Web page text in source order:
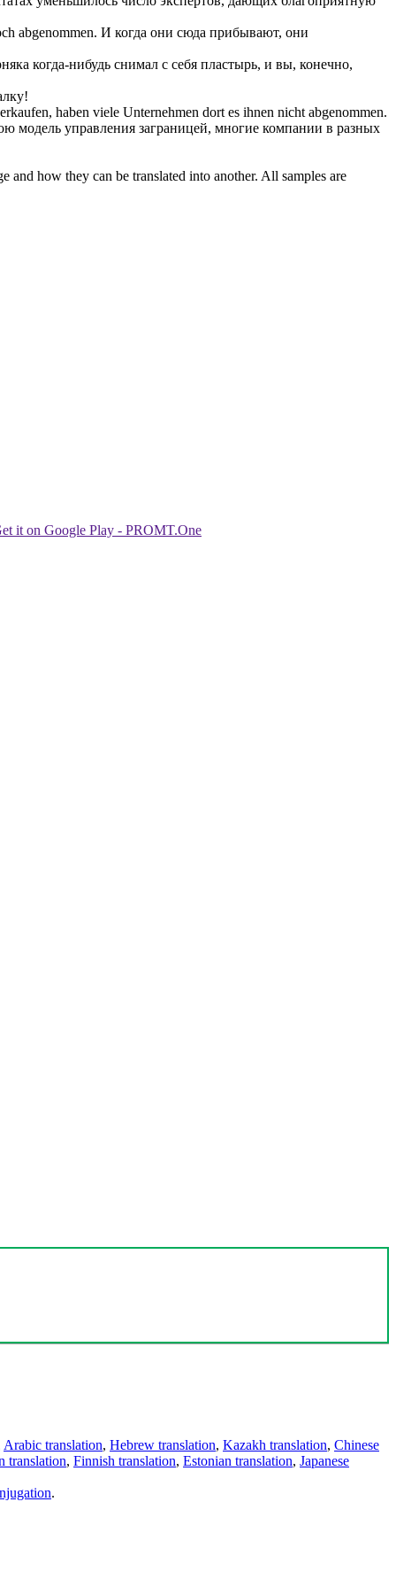
abgenommen. И когда они сюда прибывают, они
когда-нибудь снимал с себя пластырь, и вы, конечно,
haben viele Unternehmen dort es ihnen nichtabgenommen.
модель управления заграницей, многие компании в разных
how they can be translated into another. All samples are
Arabic translation, Hebrew translation, Kazakh translation, Chinese
translation, Finnish translation, Estonian translation, Japanese
.